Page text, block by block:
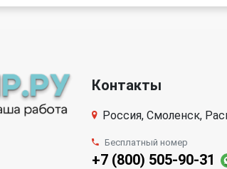
Контакты
Россия, Смоленск,
Бесплатный номер
+7 (800) 505-90-31